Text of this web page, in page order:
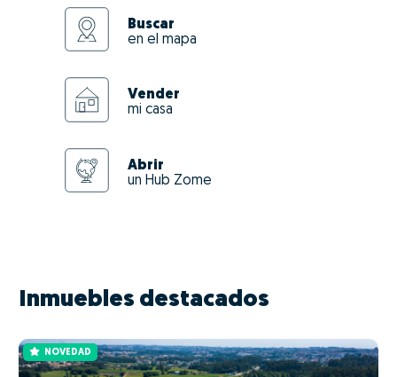
Buscar
en el mapa
Vender
mi casa
Abrir
un Hub Zome
Inmuebles destacados
NOVEDAD